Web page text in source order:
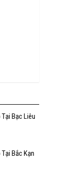
Bạc Liêu
Bắc Kạn